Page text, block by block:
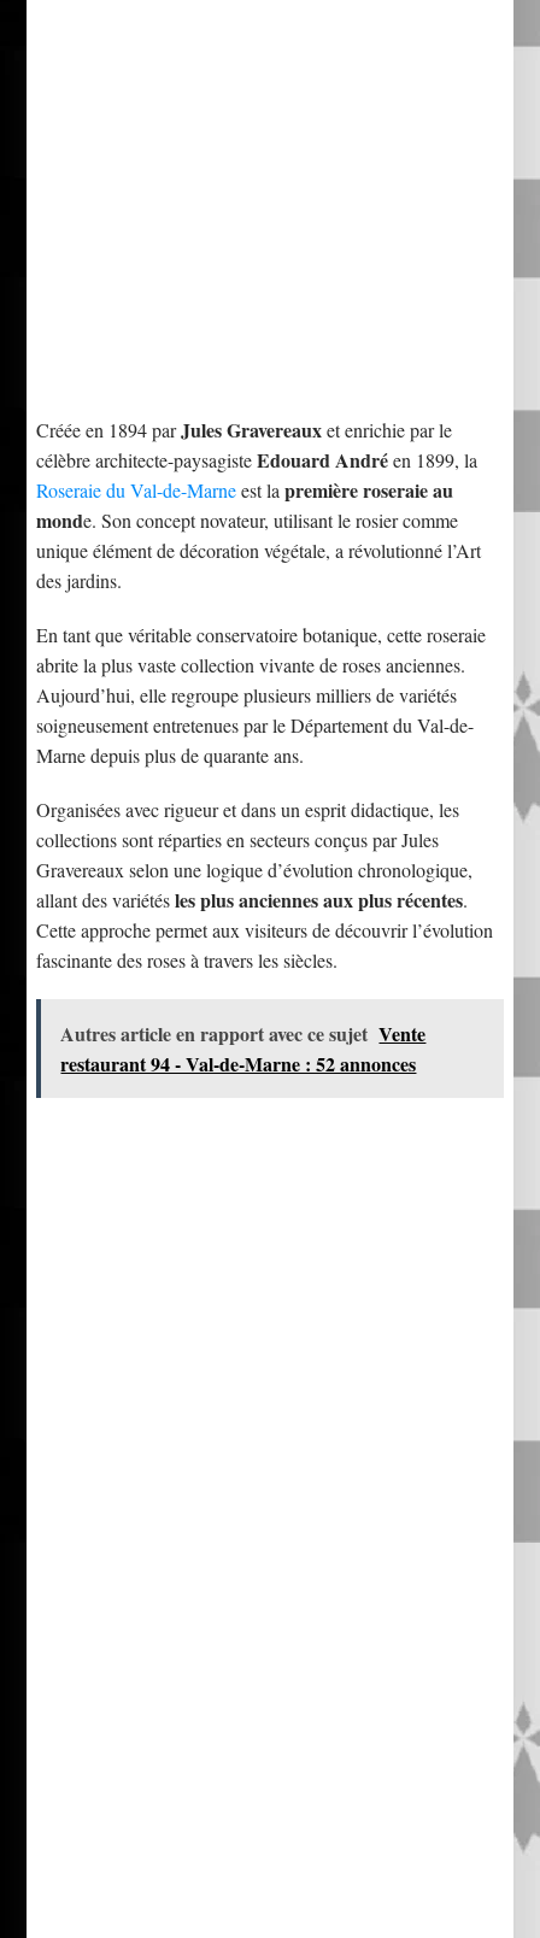
Créée en 1894 parJules Gravereauxet enrichie par le
célèbre architecte-paysagisteEdouard Andréen 1899, la
Roseraie du Val-de-Marneest lapremière roseraie au
monde. Son concept novateur, utilisant le rosier comme
unique élément de décoration végétale, a révolutionné l’Art
des jardins.
En tant que véritable conservatoire botanique, cette roseraie
abrite la plus vaste collection vivante de roses anciennes.
Aujourd’hui, elle regroupe plusieurs milliers de variétés
soigneusement entretenues par le Département du Val-de-
Marne depuis plus de quarante ans.
Organisées avec rigueur et dans un esprit didactique, les
collections sont réparties en secteurs conçus par Jules
Gravereaux selon une logique d’évolution chronologique,
allant des variétésles plus anciennes aux plus récentes.
Cette approche permet aux visiteurs de découvrir l’évolution
fascinante des roses à travers les siècles.
Autres article en rapport avec ce sujet Vente
restaurant 94 - Val-de-Marne : 52 annonces